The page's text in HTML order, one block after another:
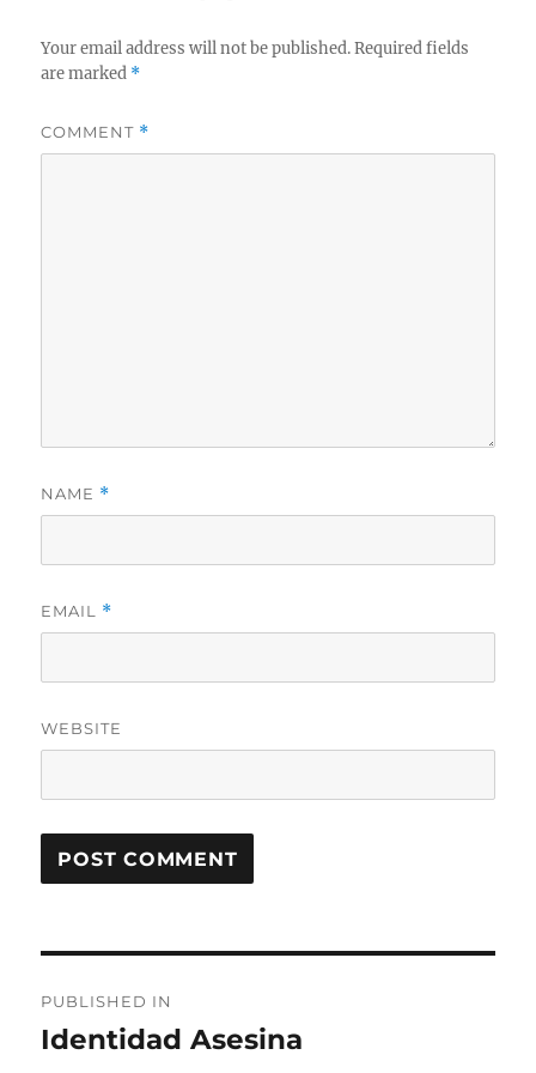
Your email address will not be published. Required fields
are marked *
COMMENT *
NAME *
EMAIL *
WEBSITE
navigation
PUBLISHED IN
Identidad Asesina